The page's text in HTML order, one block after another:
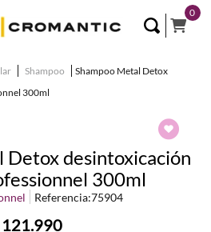
0
Shampoo
Shampoo Metal Detox
300ml
Detox desintoxicación
300ml
Referencia:75904
121.990